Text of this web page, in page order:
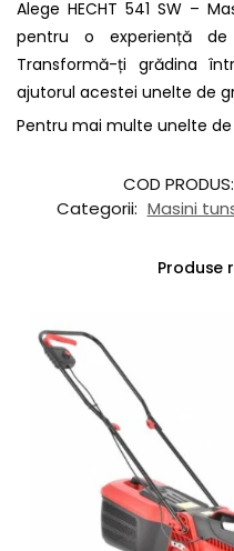
Alege HECHT 541 SW –
pentru o experiență
Transformă-ți grădina
ajutorul acestei unelte de
Pentru mai multe unelte
COD PRODUS:
Categorii: Masini
Produse